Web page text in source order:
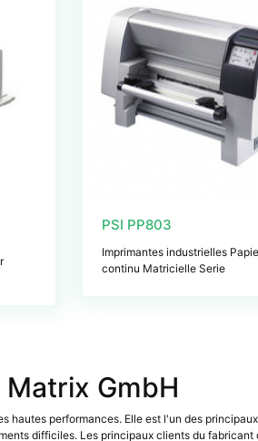
PSI PP803
Imprimantes industrielles
continu Matricielle Serie
Matrix GmbH
performances. Elle est l'un des
difficiles. Les principaux clients du fabricant